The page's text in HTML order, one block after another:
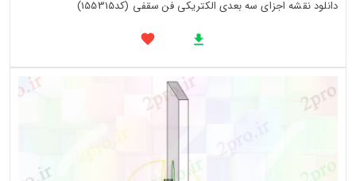
دانلود نقشه اجزای سه بعدی الکتریکی فن سقفی (کد155315)